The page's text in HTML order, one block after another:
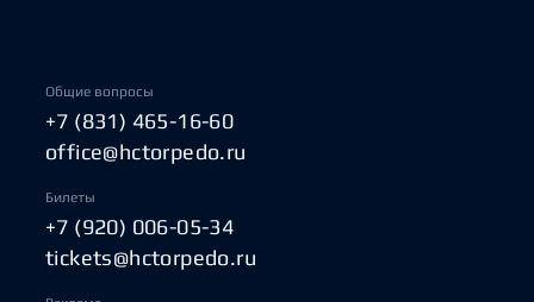
Общие вопросы
+7 (831) 465-16-60
office@hctorpedo.ru
Билеты
+7 (920) 006-05-34
tickets@hctorpedo.ru